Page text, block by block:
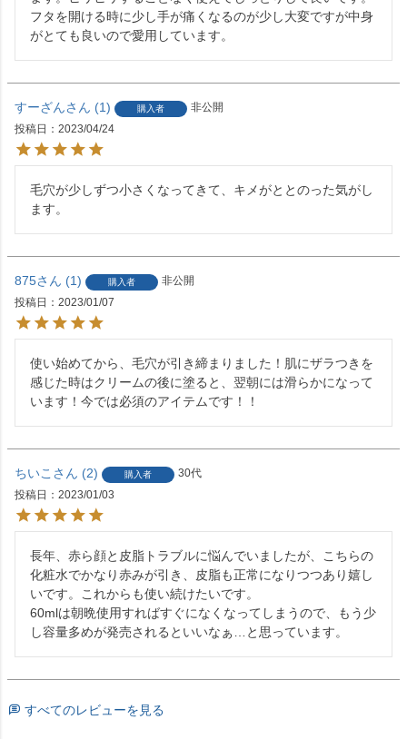
フタを開ける時に少し手が痛くなるのが少し大変ですが中身
がとても良いので愛用しています。
すーざん 1 購入者
非公開
投稿日
2023/04/24
毛穴が少しずつ小さくなってきて、キメがととのった気がし
ます。
875 1 購入者
非公開
投稿日
2023/01/07
使い始めてから、毛穴が引き締まりました！肌にザラつきを
感じた時はクリームの後に塗ると、翌朝には滑らかになって
います！今では必須のアイテムです！！
ちいこ 2 購入者
30代
投稿日
2023/01/03
長年、赤ら顔と皮脂トラブルに悩んでいましたが、こちらの
化粧水でかなり赤みが引き、皮脂も正常になりつつあり嬉し
いです。これからも使い続けたいです。
60mlは朝晩使用すればすぐになくなってしまうので、もう少
し容量多めが発売されるといいなぁ…と思っています。
すべてのレビューを見る